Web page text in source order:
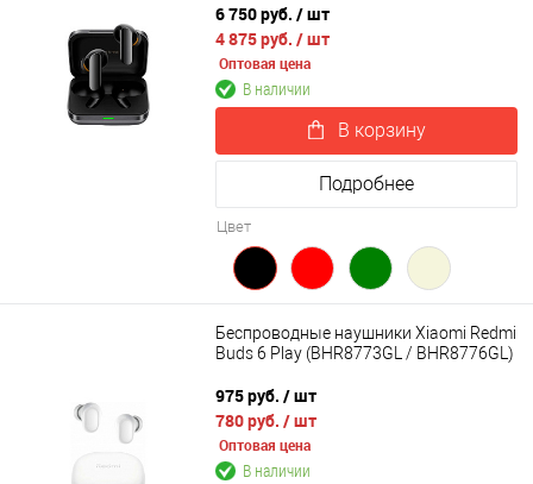
6 750 руб. / шт
4 875 руб. / шт
Оптовая цена
В наличии
В корзину
Подробнее
Цвет
Беспроводные наушники Xiaomi Redmi
Buds 6 Play (BHR8773GL / BHR8776GL)
975 руб. / шт
780 руб. / шт
Оптовая цена
В наличии